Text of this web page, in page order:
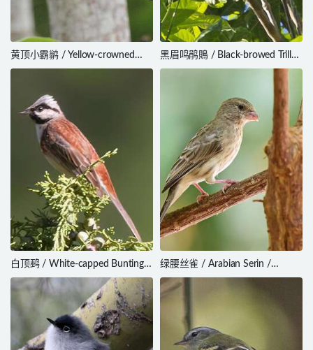
黄顶小霸鹟 / Yellow-crowned
Tyrannulet / Tyrannulus elatus
黑眉鸣鹃鵙 / Black-browed Triller
/ Lalage atrovirens
白顶鹀 / White-capped Bunting /
Emberiza stewarti
绿腰丝雀 / Arabian Serin /
Crithagra rothschildi